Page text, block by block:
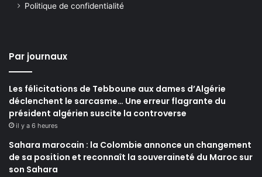
Politique de confidentialité
Par journaux
Les félicitations de Tebboune aux dames d’Algérie
déclenchent le sarcasme… Une erreur flagrante du
président algérien suscite la controverse
il y a 6 heures
Sahara marocain : la Colombie annonce un changement
de sa position et reconnaît la souveraineté du Maroc sur
son Sahara